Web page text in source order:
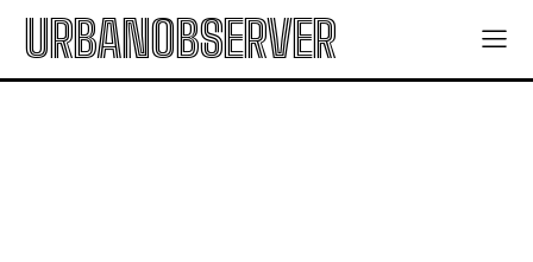
URBANOBSERVER